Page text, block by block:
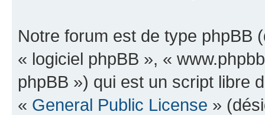
Notre forum est de type phpBB
« logiciel phpBB », «
phpBB ») qui est un script libre
« General Public License »